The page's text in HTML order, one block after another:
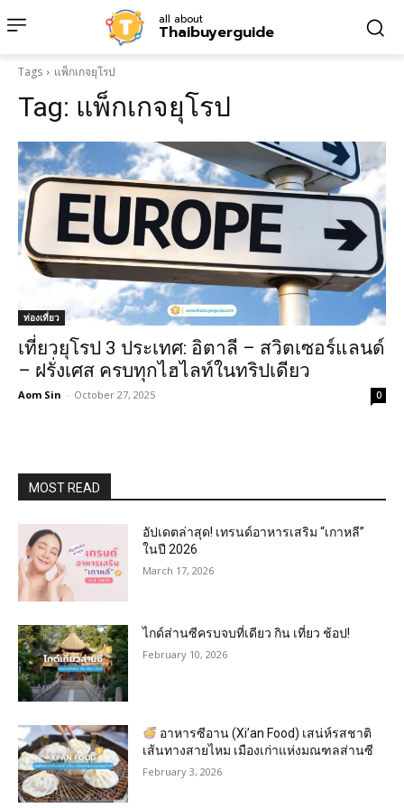
all about
Thaibuyerguide
Tags แพ็กเกจยุโรป
Tag: แพ็กเกจยุโรป
ท่องเที่ยว
เที่ยวยุโรป 3 ประเทศ: อิตาลี – สวิตเซอร์แลนด์
– ฝรั่งเศส ครบทุกไฮไลท์ในทริปเดียว
Aom Sin - October 27, 2025 0
MOST READ
อัปเดตล่าสุด! เทรนด์อาหารเสริม “เกาหลี”
ในปี 2026
March 17, 2026
ไกด์ส่านซีครบจบที่เดียว กิน เที่ยว ช้อป!
February 10, 2026
อาหารซีอาน (Xi’an Food) เสน่ห์รสชาติ
เส้นทางสายไหม เมืองเก่าแห่งมณฑลส่านซี
February 3, 2026